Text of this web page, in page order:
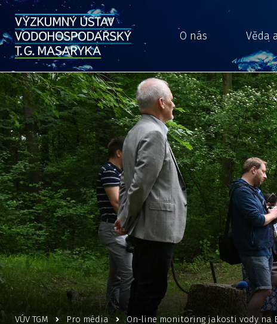
O nás Věda
VÚV TGM Pro média On-line monitoring jakosti vody na